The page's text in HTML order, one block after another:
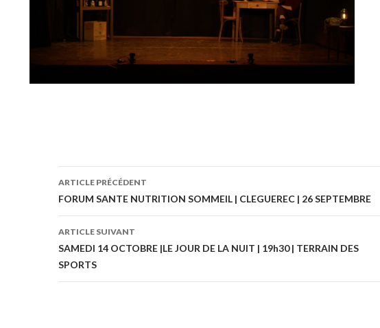
Navigation
des
articles
ARTICLE PRÉCÉDENT
FORUM SANTE NUTRITION SOMMEIL | CLEGUEREC | 26 SEPTEMBRE
ARTICLE SUIVANT
SAMEDI 14 OCTOBRE |LE JOUR DE LA NUIT | 19h30 | TERRAIN DES
SPORTS